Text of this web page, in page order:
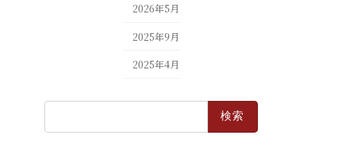
2026年5月
2025年9月
2025年4月
検